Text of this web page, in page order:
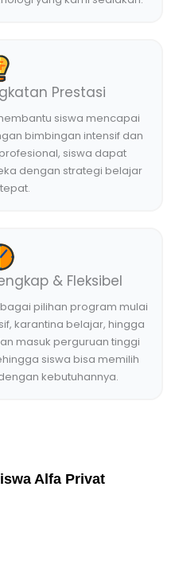
Prestasi
siswa mencapai
bimbingan intensif dan
siswa dapat
dengan strategi belajar
& Fleksibel
pilihan program mulai
karantina belajar, hingga
masuk perguruan tinggi
siswa bisa memilih
kebutuhannya.
Alfa Privat